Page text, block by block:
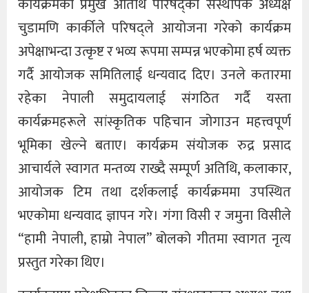
कार्यक्रमका प्रमुख अतिथि परिषद्का संस्थापक अध्यक्ष
चुडामणि कार्कीले परिषद्ले आयोजना गरेको कार्यक्रम
अपेक्षाभन्दा उत्कृष्ट र भव्य रूपमा सम्पन्न भएकोमा हर्ष व्यक्त
गर्दै आयोजक समितिलाई धन्यवाद दिए। उनले कतारमा
रहेका नेपाली समुदायलाई संगठित गर्दै यस्ता
कार्यक्रमहरूले सांस्कृतिक पहिचान जोगाउन महत्त्वपूर्ण
भूमिका खेल्ने बताए। कार्यक्रम संयोजक रुद्र प्रसाद
आचार्यले स्वागत मन्तव्य राख्दै सम्पूर्ण अतिथि, कलाकार,
आयोजक टिम तथा दर्शकलाई कार्यक्रममा उपस्थित
भएकोमा धन्यवाद ज्ञापन गरे। गंगा विसी र जमुना विसीले
“हामी नेपाली, हाम्रो नेपाल” बोलको गीतमा स्वागत नृत्य
प्रस्तुत गरेका थिए।